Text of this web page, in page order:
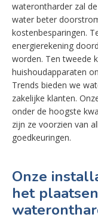
waterontharder zal
water beter
kostenbesparingen.
energierekening
worden. Ten tweede
huishoudapparaten
Trends bieden we
zakelijke klanten.
onder de hoogste
zijn ze voorzien van
goedkeuringen.
Onze
het